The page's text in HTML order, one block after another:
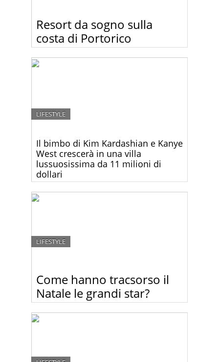
Resort da sogno sulla
costa di Portorico
W Retreat & Spa situato sull’idilliaca isola di
Vieques. Stupendo!
Il bimbo di Kim Kardashian e Kanye
West crescerà in una villa
lussuosissima da 11 milioni di
dollari
LIFESTYLE
lussosissima di Kim Kardashian e Kanye West!
Come hanno tracsorso il
Natale le grandi star?
LIFESTYLE
Bieber, Kim Kardashian e altre star.